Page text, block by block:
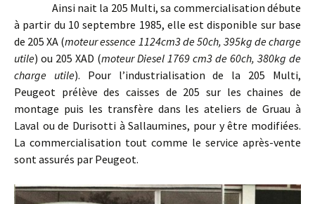
Ainsi nait la 205 Multi, sa commercialisation débute
à partir du 10 septembre 1985, elle est disponible sur base
de 205 XA (moteur essence 1124cm3 de 50ch, 395kg de charge
utile) ou 205 XAD (moteur Diesel 1769 cm3 de 60ch, 380kg de
charge utile). Pour l’industrialisation de la 205 Multi,
Peugeot prélève des caisses de 205 sur les chaines de
montage puis les transfère dans les ateliers de Gruau à
Laval ou de Durisotti à Sallaumines, pour y être modifiées.
La commercialisation tout comme le service après-vente
sont assurés par Peugeot.